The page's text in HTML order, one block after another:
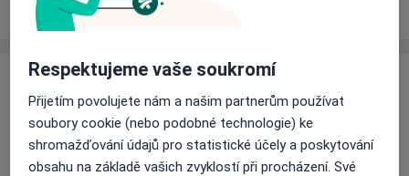
Ceník Adresy
Ceník
Informace o službách a cenách nejsou k dispozici
Tento specialista ještě nepřidával žádné informace o
svých službách.
Respektujeme vaše soukromí
Přijetím povolujete nám a našim partnerům používat
soubory cookie (nebo podobné technologie) ke
shromažďování údajů pro statistické účely a poskytování
obsahu na základě vašich zvyklostí při procházení. Své